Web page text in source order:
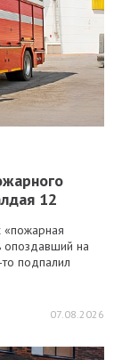
12
опоздавший на
подпалил
07.08.2026